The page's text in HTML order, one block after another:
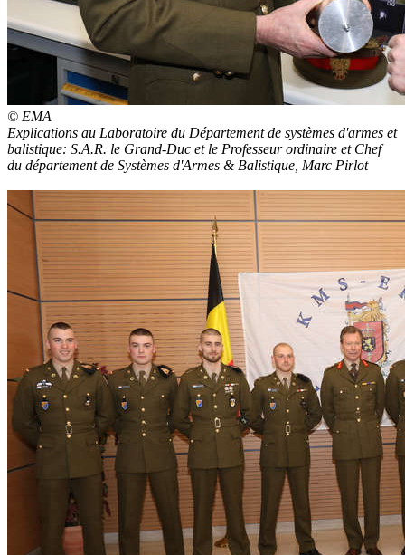
© EMA
Explications au Laboratoire du Département de systèmes d'armes et
balistique: S.A.R. le Grand-Duc et le Professeur ordinaire et Chef
du département de Systèmes d'Armes & Balistique, Marc Pirlot